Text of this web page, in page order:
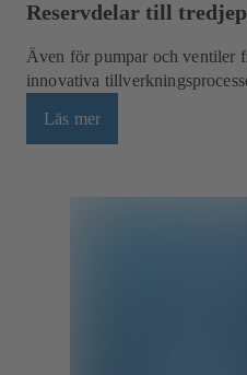
Reservdelar till
Även för pumpar och ventiler
innovativa
Läs mer